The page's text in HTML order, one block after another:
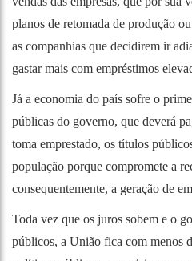
planos de retomada de produção
as companhias que decidirem ir
gastar mais com empréstimos
Já a economia do país sofre o
públicas do governo, que deverá
toma emprestado, os títulos
população porque compromete a
consequentemente, a geração de
Toda vez que os juros sobem e o
públicos, a União fica com menos